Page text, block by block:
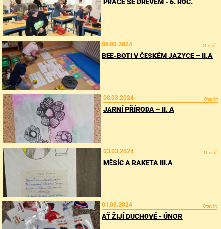
PRÁCE SE DŘEVEM - 6. ROČ.
08.03.2024 Otevřít
BEE-BOTI V ČESKÉM JAZYCE – II.A
08.03.2024 Otevřít
JARNÍ PŘÍRODA – II. A
03.03.2024 Otevřít
MĚSÍC A RAKETA III.A
01.03.2024 Otevřít
AŤ ŽIJÍ DUCHOVÉ - ÚNOR